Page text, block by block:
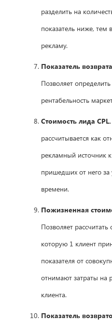
разделить на
показатель ниже,
рекламу.
Показатель
Позволяет
рентабельность
Стоимость лида CPL.
рассчитывается как
рекламный источник
пришедших от него
времени.
Пожизненная
Позволяет
которую 1 клиент
показателя от
отнимают затраты на
клиента.
Показатель